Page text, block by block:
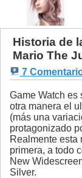
Historia de
Mario The
7
Game Watch es
otra manera el
(más una
protagonizado
Realmente esta
primera, a todo
New
Silver.